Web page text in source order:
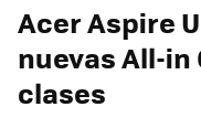
Acer Aspire
nuevas All-in
clases